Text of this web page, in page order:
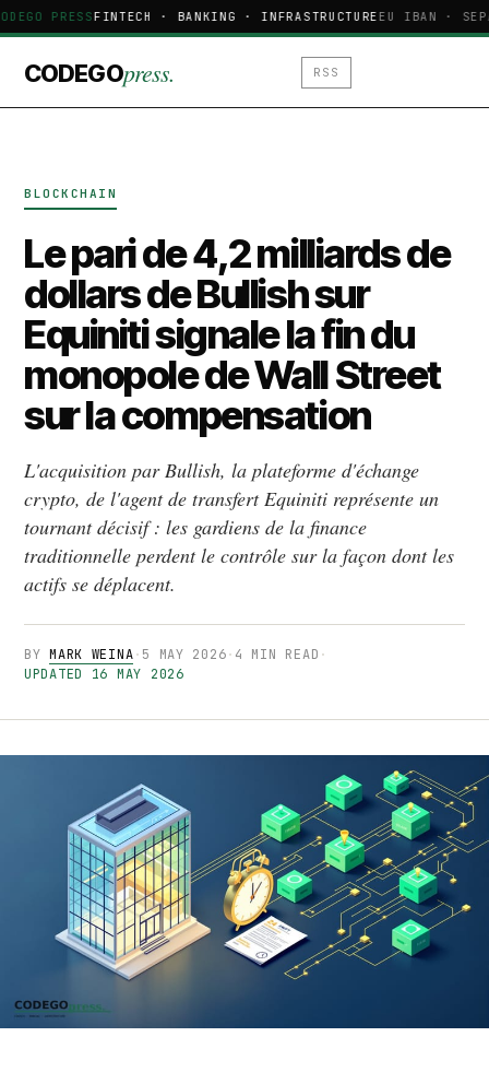
PRESSFINTECH · BANKING · INFRASTRUCTUREEU IBAN ·
CODEGOpress. RSS
BLOCKCHAIN
Le pari de 4,2 milliards de
dollars de Bullish sur
Equiniti signale la fin du
monopole de Wall Street
sur la compensation
L'acquisition par Bullish, la plateforme d'échange
crypto, de l'agent de transfert Equiniti représente un
tournant décisif : les gardiens de la finance
traditionnelle perdent le contrôle sur la façon dont les
actifs se déplacent.
BYMARK WEINA· 5 MAY 2026· 4 MIN READ ·
UPDATED 16 MAY 2026